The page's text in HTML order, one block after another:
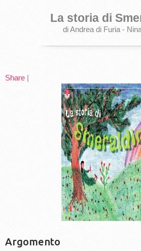
La storia di
di Andrea di Furia -
Share |
Argomento